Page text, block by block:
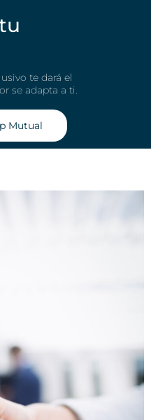
te dará el
se adapta a ti.
Mutual